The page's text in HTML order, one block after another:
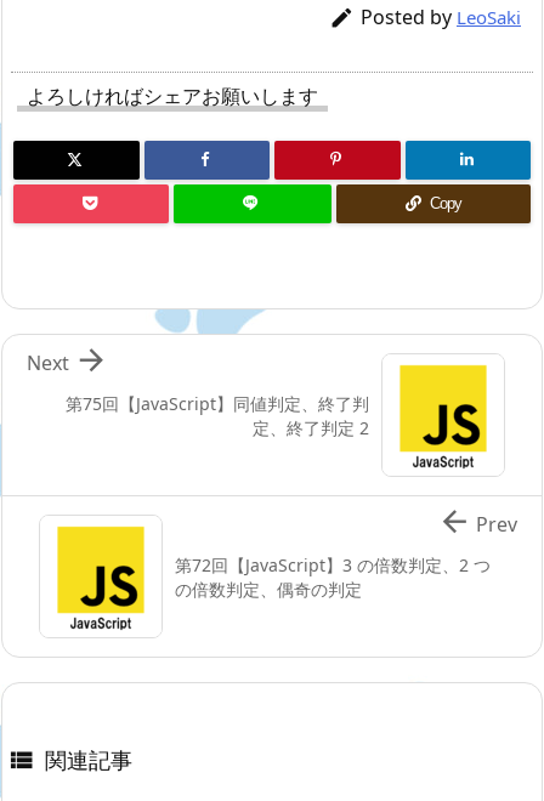
 Posted by LeoSaki
よろしければシェアお願いします
Copy
第75回【JavaScript】同値判定、終了判
定、終了判定 2

Next
第72回【JavaScript】3 の倍数判定、2 つ
の倍数判定、偶奇の判定
 Prev
 関連記事